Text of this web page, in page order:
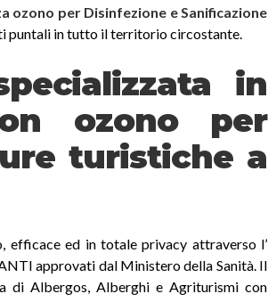
per Disinfezione e Sanificazione
puntali in tutto il territorio circostante.
in
ozono per
turistiche a
efficace ed in totale privacy attraverso l’
approvati dal Ministero della Sanità. Il
di Albergos, Alberghi e Agriturismi con